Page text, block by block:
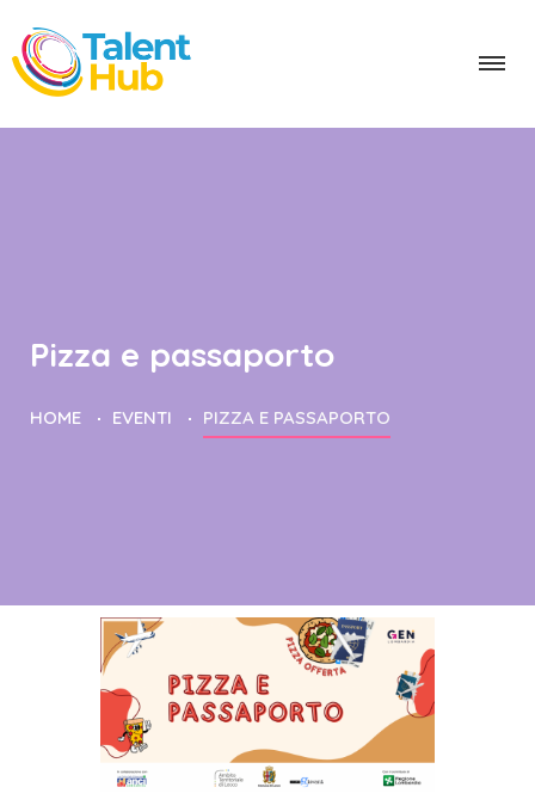
Pizza e passaporto
HOME EVENTI PIZZA E PASSAPORTO